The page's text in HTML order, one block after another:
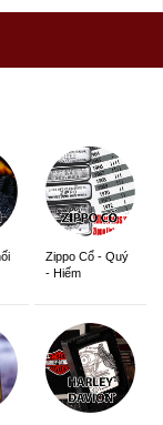
Zippo Cổ - Quý
- Hiếm